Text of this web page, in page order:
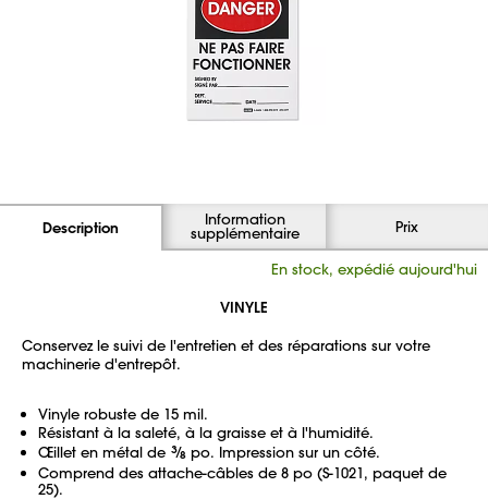
Description Information
supplémentaire Prix
En stock, expédié aujourd'hui
VINYLE
Conservez le suivi de l'entretien et des réparations sur votre
machinerie d'entrepôt.
Vinyle robuste de 15 mil.
Résistant à la saleté, à la graisse et à l'humidité.
Œillet en métal de 3⁄8 po. Impression sur un côté.
Comprend des attache-câbles de 8 po (S-1021, paquet de
25).